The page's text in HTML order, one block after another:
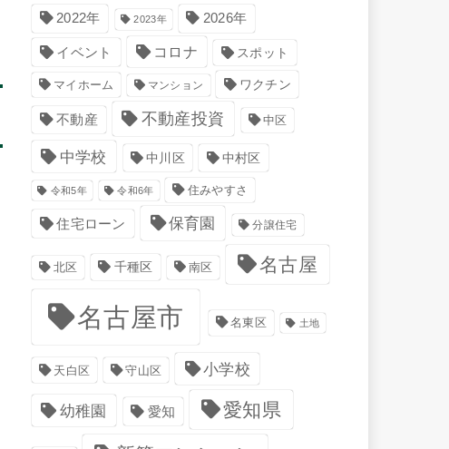
2022年 2023年 2026年
イベント コロナ スポット
マイホーム マンション ワクチン
不動産 不動産投資 中区
中学校 中川区 中村区
令和5年 令和6年 住みやすさ
住宅ローン 保育園 分譲住宅
北区 千種区 南区 名古屋
名古屋市 名東区 土地
天白区 守山区 小学校
幼稚園 愛知 愛知県